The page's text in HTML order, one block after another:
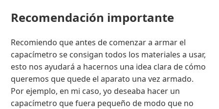
Recomendación importante
Recomiendo que antes de comenzar a armar el
capacímetro se consigan todos los materiales a usar,
esto nos ayudará a hacernos una idea clara de cómo
queremos que quede el aparato una vez armado.
Por ejemplo, en mi caso, yo deseaba hacer un
capacímetro que fuera pequeño de modo que no